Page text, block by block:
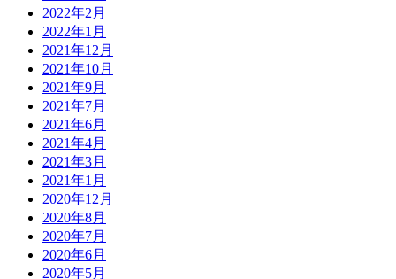
2022年2月
2022年1月
2021年12月
2021年10月
2021年9月
2021年7月
2021年6月
2021年4月
2021年3月
2021年1月
2020年12月
2020年8月
2020年7月
2020年6月
2020年5月